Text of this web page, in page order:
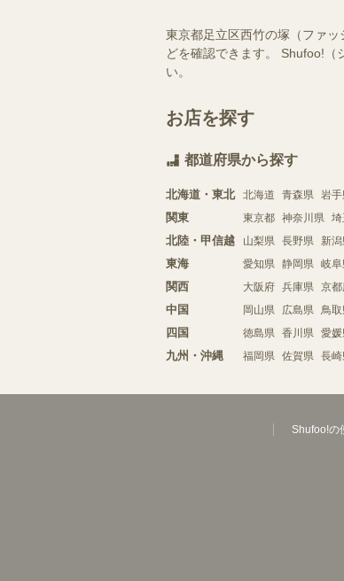
東京都足立区西竹の塚（ファ
どを確認できます。 Shufoo!（
い。
お店を探す
都道府県から探す
北海道・東北 北海道 青森県 岩
関東 東京都 神奈川県
北陸・甲信越 山梨県 長野県 新
東海 愛知県 静岡県 岐
関西 大阪府 兵庫県 京
中国 岡山県 広島県 鳥
四国 徳島県 香川県 愛
九州・沖縄 福岡県 佐賀県 長
Shufoo!の